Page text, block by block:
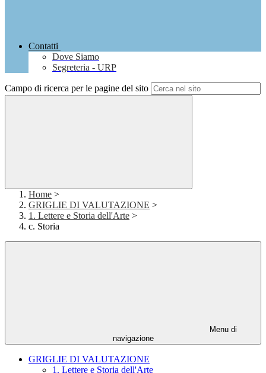
Contatti
Dove Siamo
Segreteria - URP
Campo di ricerca per le pagine del sito
Home >
GRIGLIE DI VALUTAZIONE >
1. Lettere e Storia dell'Arte >
c. Storia
Menu di
navigazione
GRIGLIE DI VALUTAZIONE
1. Lettere e Storia dell'Arte